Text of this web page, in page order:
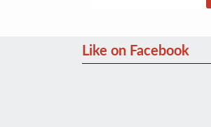
Like on Facebook